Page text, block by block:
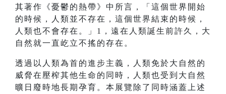
其著作《憂鬱的熱帶》中所言，「這個世界開始
的時候，人類並不存在，這個世界結束的時候，
人類也不會存在。」1，遠在人類誕生前許久，大
自然就一直屹立不搖的存在。
透過以人類為首的進步主義，人類免於大自然的
威脅在壓榨其他生命的同時，人類也受到大自然
曠日廢時地長期孕育。本展覽除了同時涵蓋上述